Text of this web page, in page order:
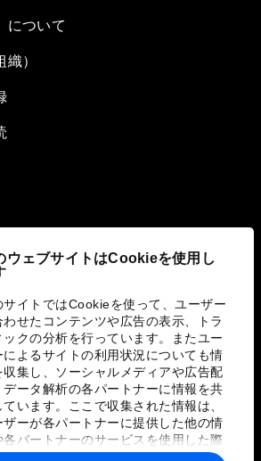
ウェブサイトはCookieを使用し
サイトではCookieを使って、ユーザー
わせたコンテンツや広告の表示、トラ
ックの分析を行っています。またユー
によるサイトの利用状況についても情
収集し、ソーシャルメディアや広告配
データ解析の各パートナーに情報を共
ています。ここで収集された情報は、
ザーが各パートナーに提供した他の情
各パートナーのサービスを使用した際
集された情報と組み合わされ、各パー
について
）
取り組み